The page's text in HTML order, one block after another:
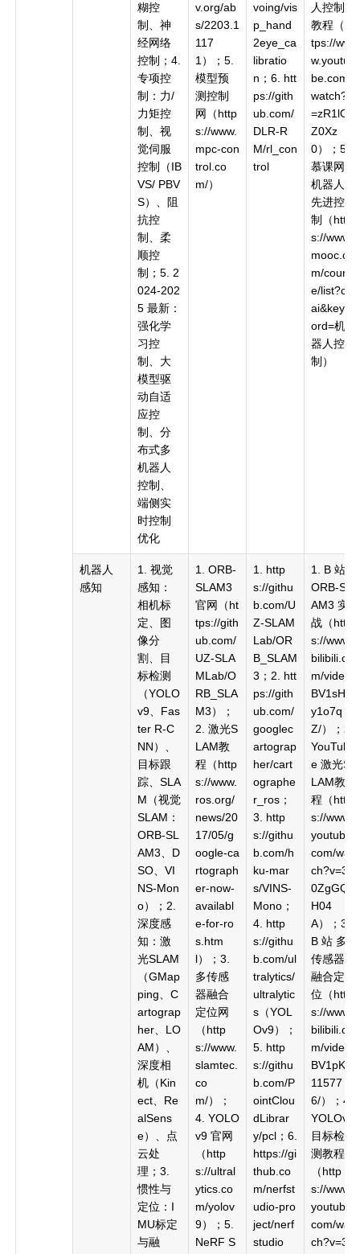
糊控
制、神
经网络
控制；4.
专项控
制：力/
力矩控
制、视
觉伺服
控制（IB
VS/ PBV
S）、阻
抗控
制、柔
顺控
制；5. 2
024-202
5 最新：
强化学
习控
制、大
模型驱
动自适
应控
制、分
布式多
机器人
控制、
端侧实
时控制
优化
v.org/ab
s/2203.1
117
1）；5.
模型预
测控制
网（http
s://www.
mpc-con
trol.co
m/）
voing/vis
p_hand
2eye_ca
libratio
n；6. htt
ps://gith
ub.com/
DLR-R
M/rl_con
trol
人控制
教程（ht
tps://ww
w.youtu
be.com/
watch?v
=zR1lO2
Z0Xz
0）；5.
慕课网
机器人
先进控
制（http
s://www.i
mooc.co
m/cours
e/list?c=
ai&keyw
ord=机
器人控
制）
机器人
感知
1. 视觉
感知：
相机标
定、图
像分
割、目
标检测
（YOLO
v9、Fas
ter R-C
NN）、
目标跟
踪、SLA
M（视觉
SLAM：
ORB-SL
AM3、D
SO、VI
NS-Mon
o）；2.
深度感
知：激
光SLAM
（GMap
ping、C
artograp
her、LO
AM）、
深度相
机（Kin
ect、Re
alSens
e）、点
云处
理；3.
惯性与
定位：I
MU标定
与融
1. ORB-
SLAM3
官网（ht
tps://gith
ub.com/
UZ-SLA
MLab/O
RB_SLA
M3）；
2. 激光S
LAM教
程（http
s://www.
ros.org/
news/20
17/05/g
oogle-ca
rtograph
er-now-
availabl
e-for-ro
s.htm
l）；3.
多传感
器融合
定位网
（http
s://www.
slamtec.
co
m/）；
4. YOLO
v9 官网
（http
s://ultral
ytics.co
m/yolov
9）；5.
NeRF S
1. http
s://githu
b.com/U
Z-SLAM
Lab/OR
B_SLAM
3；2. htt
ps://gith
ub.com/
googlec
artograp
her/cart
ographe
r_ros；
3. http
s://githu
b.com/h
ku-mar
s/VINS-
Mono；
4. http
s://githu
b.com/ul
tralytics/
ultralytic
s（YOL
Ov9）；
5. http
s://githu
b.com/P
ointClou
dLibrar
y/pcl；6.
https://gi
thub.co
m/nerfst
udio-pro
ject/nerf
studio
1. B 站
ORB-SL
AM3 实
战（http
s://www.
bilibili.co
m/video/
BV1sH4
y1o7q
Z/）；2.
YouTub
e 激光S
LAM教
程（http
s://www.
youtube.
com/wat
ch?v=3K
0ZgGQ
H04
A）；3.
B 站 多
传感器
融合定
位（http
s://www.
bilibili.co
m/video/
BV1pK4
11577
6/）；4.
YOLOv9
目标检
测教程
（http
s://www.
youtube.
com/wat
ch?v=3y